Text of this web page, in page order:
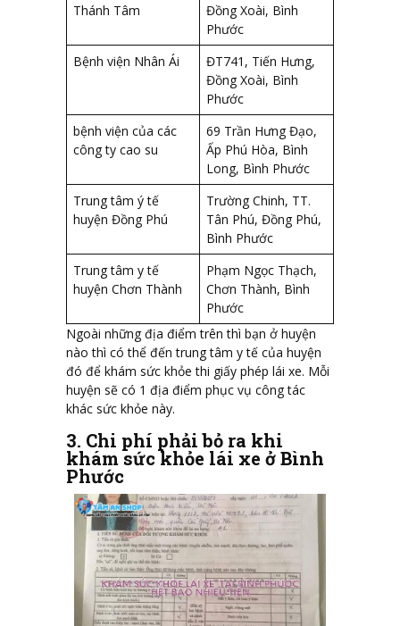
Thánh Tâm
Đồng Xoài, Bình
Phước
Bệnh viện Nhân Ái
ĐT741, Tiến Hưng,
Đồng Xoài, Bình
Phước
bệnh viện của các
công ty cao su
69 Trần Hưng Đạo,
Ấp Phú Hòa, Bình
Long, Bình Phước
Trung tâm ý tế
huyện Đồng Phú
Trường Chinh, TT.
Tân Phú, Đồng Phú,
Bình Phước
Trung tâm y tế
huyện Chơn Thành
Phạm Ngọc Thạch,
Chơn Thành, Bình
Phước
Ngoài những địa điểm trên thì bạn ở huyện
nào thì có thể đến trung tâm y tế của huyện
đó để khám sức khỏe thi giấy phép lái xe. Mỗi
huyện sẽ có 1 địa điểm phục vụ công tác
khác sức khỏe này.
3. Chi phí phải bỏ ra khi
khám sức khỏe lái xe ở Bình
Phước